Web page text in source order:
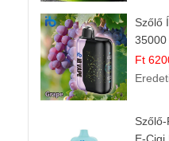
Szőlő
35000
Ft